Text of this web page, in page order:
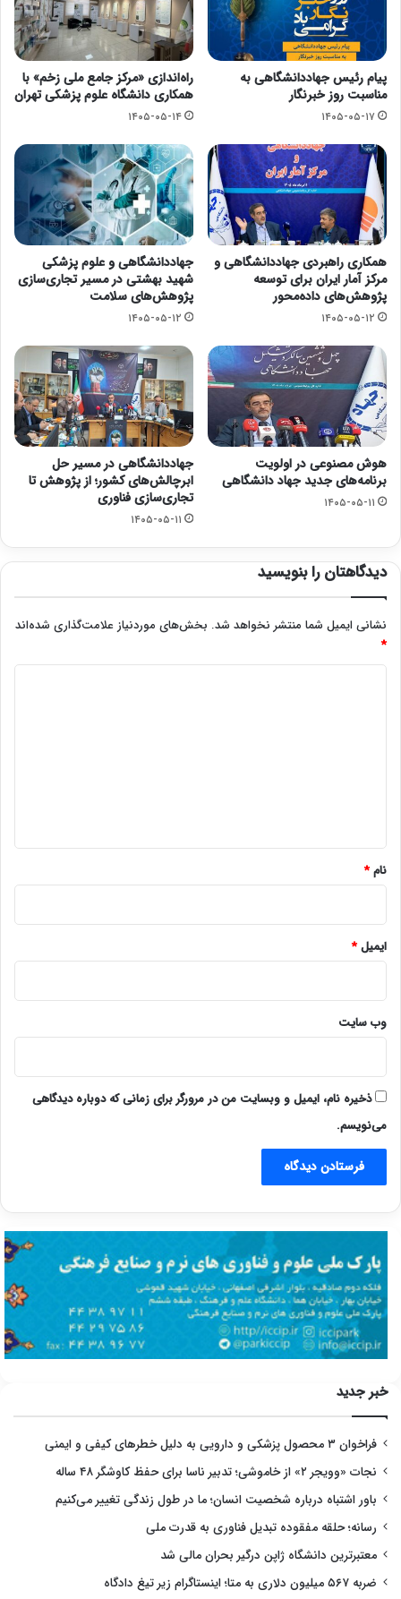
پیام رئیس جهاددانشگاهی به
مناسبت روز خبرنگار
۱۴۰۵-۰۵-۱۷
راه‌اندازی «مرکز جامع ملی زخم» با
همکاری دانشگاه علوم پزشکی تهران
۱۴۰۵-۰۵-۱۴
همکاری راهبردی جهاددانشگاهی و
مرکز آمار ایران برای توسعه
پژوهش‌های داده‌محور
۱۴۰۵-۰۵-۱۲
جهاددانشگاهی و علوم پزشکی
شهید بهشتی در مسیر تجاری‌سازی
پژوهش‌های سلامت
۱۴۰۵-۰۵-۱۲
هوش مصنوعی در اولویت
برنامه‌های جدید جهاد دانشگاهی
۱۴۰۵-۰۵-۱۱
جهاددانشگاهی در مسیر حل
ابرچالش‌های کشور؛ از پژوهش تا
تجاری‌سازی فناوری
۱۴۰۵-۰۵-۱۱
دیدگاهتان را بنویسید
نشانی ایمیل شما منتشر نخواهد شد. بخش‌های موردنیاز علامت‌گذاری شده‌اند
*
نام*
ایمیل*
وب‌ سایت
ذخیره نام، ایمیل و وبسایت من در مرورگر برای زمانی که دوباره دیدگاهی
می‌نویسم.
خبر جدید
فراخوان ۳ محصول پزشکی و دارویی به دلیل خطرهای کیفی و ایمنی
نجات «وویجر ۲» از خاموشی؛ تدبیر ناسا برای حفظ کاوشگر ۴۸ ساله
باور اشتباه درباره شخصیت انسان؛ ما در طول زندگی تغییر می‌کنیم
رسانه؛ حلقه مفقوده تبدیل فناوری به قدرت ملی
معتبرترین دانشگاه ژاپن درگیر بحران مالی شد
ضربه ۵۶۷ میلیون دلاری به متا؛ اینستاگرام زیر تیغ دادگاه